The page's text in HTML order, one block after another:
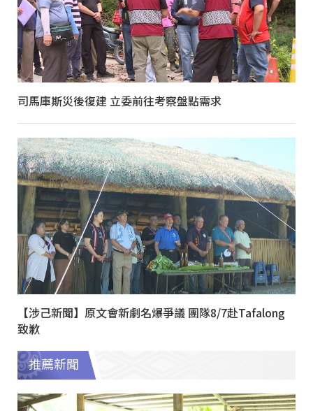
司馬庫斯災後復建 立委前往考察盤點需求
【涉己新聞】原文會新劇名爆爭議 團隊8/7赴Tafalong
致歉
推薦新聞